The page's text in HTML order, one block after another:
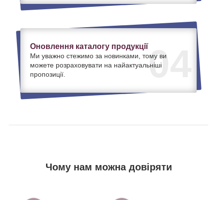
04
Оновлення каталогу продукції
Ми уважно стежимо за новинками, тому ви
можете розраховувати на найактуальніші
пропозиції.
Чому нам можна довіряти